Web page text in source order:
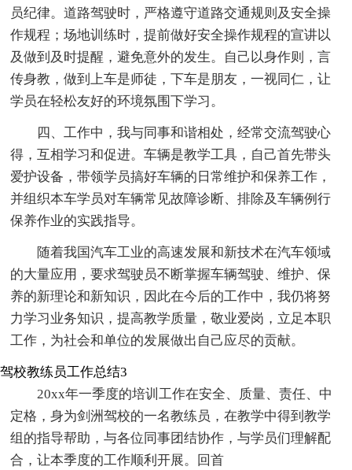
员纪律。道路驾驶时，严格遵守道路交通规则及安全操
作规程；场地训练时，提前做好安全操作规程的宣讲以
及做到及时提醒，避免意外的发生。自己以身作则，言
传身教，做到上车是师徒，下车是朋友，一视同仁，让
学员在轻松友好的环境氛围下学习。
四、工作中，我与同事和谐相处，经常交流驾驶心
得，互相学习和促进。车辆是教学工具，自己首先带头
爱护设备，带领学员搞好车辆的日常维护和保养工作，
并组织本车学员对车辆常见故障诊断、排除及车辆例行
保养作业的实践指导。
随着我国汽车工业的高速发展和新技术在汽车领域
的大量应用，要求驾驶员不断掌握车辆驾驶、维护、保
养的新理论和新知识，因此在今后的工作中，我仍将努
力学习业务知识，提高教学质量，敬业爱岗，立足本职
工作，为社会和单位的发展做出自己应尽的贡献。
驾校教练员工作总结3
20xx年一季度的培训工作在安全、质量、责任、中
定格，身为剑洲驾校的一名教练员，在教学中得到教学
组的指导帮助，与各位同事团结协作，与学员们理解配
合，让本季度的工作顺利开展。回首